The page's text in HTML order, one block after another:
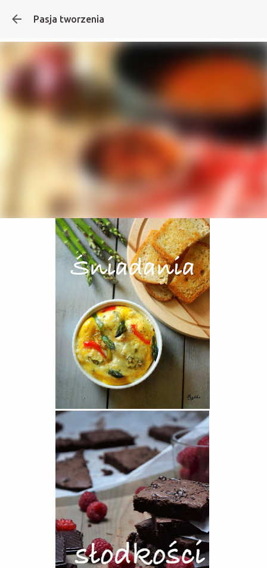
Pasja tworzenia